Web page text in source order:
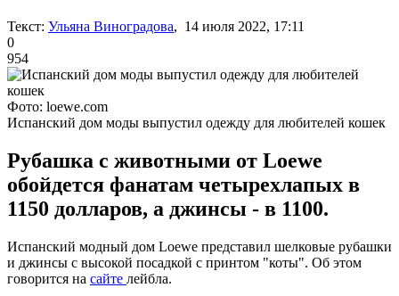
Текст: Ульяна Виноградова, 14 июля 2022, 17:11
0
954
Фото: loewe.com
Испанский дом моды выпустил одежду для любителей кошек
Рубашка с животными от Loewe
обойдется фанатам четырехлапых в
1150 долларов, а джинсы - в 1100.
Испанский модный дом Loewe представил шелковые рубашки
и джинсы с высокой посадкой с принтом "коты". Об этом
говорится на сайте лейбла.